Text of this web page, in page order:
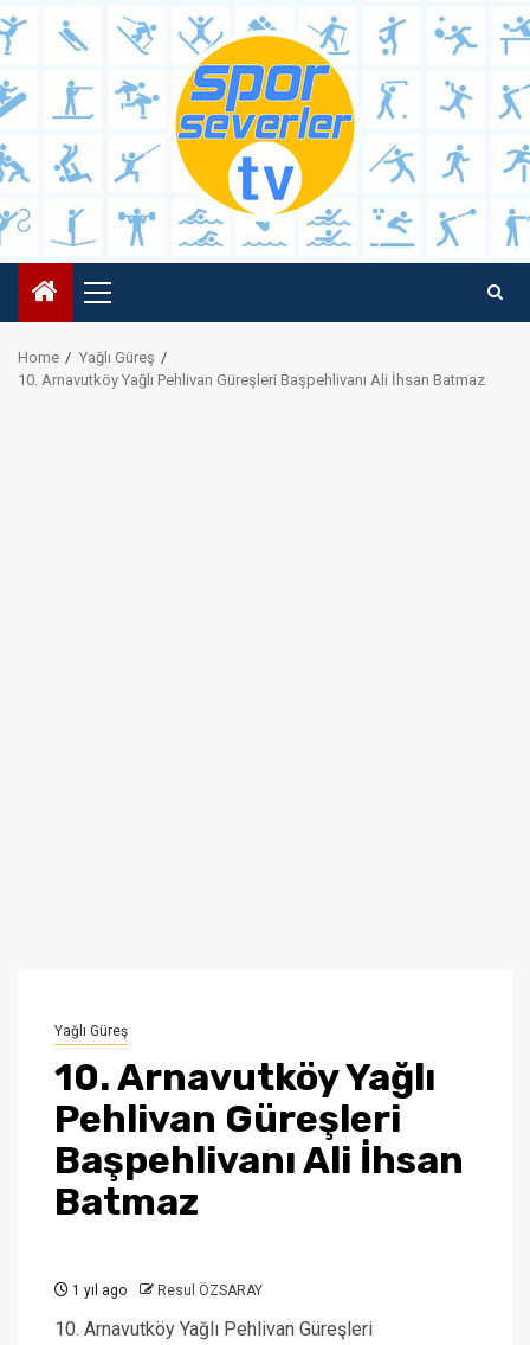
Skip
to
Primary
Menu
Home
Yağlı Güreş
10. Arnavutköy Yağlı Pehlivan Güreşleri Başpehlivanı Ali İhsan Batmaz
Yağlı Güreş
10. Arnavutköy Yağlı
Pehlivan Güreşleri
Başpehlivanı Ali İhsan
Batmaz
1 yıl ago Resul ÖZSARAY
10. Arnavutköy Yağlı Pehlivan Güreşleri